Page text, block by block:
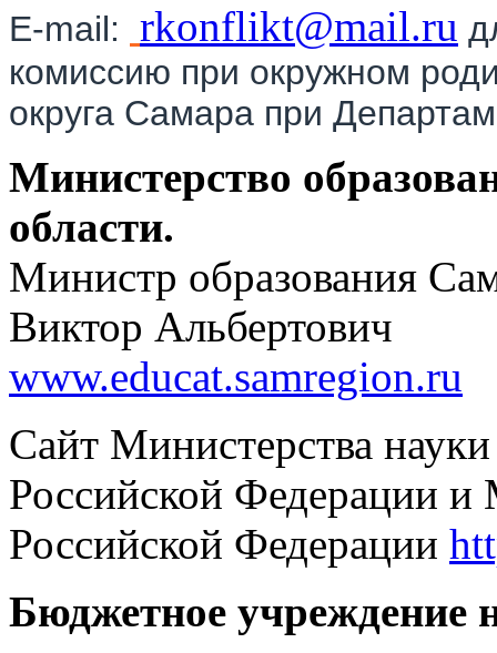
E-mail: rkonflikt@mail.ru
комиссию при окружном
округа Самара при
Министерство
области.
Министр образования
Виктор Альбертович
www.educat.samregion.ru
Сайт Министерства
Российской Федерации и
Российской Федерации
Бюджетное учреждение